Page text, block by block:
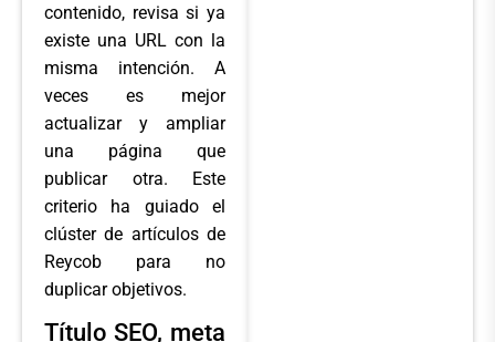
contenido, revisa si ya
existe una URL con la
misma intención. A
veces es mejor
actualizar y ampliar
una página que
publicar otra. Este
criterio ha guiado el
clúster de artículos de
Reycob para no
duplicar objetivos.
Título SEO, meta